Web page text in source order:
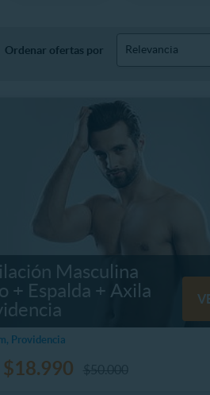
Ordenar ofertas por Relevancia
Masculina
+ Espalda + Axila
Providencia
$18.990